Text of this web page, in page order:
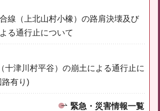
線（上北山村小橡）の路肩決壊及び
る通行止について
十津川村平谷）の崩土による通行止に
路有り)
緊急・災害情報一覧